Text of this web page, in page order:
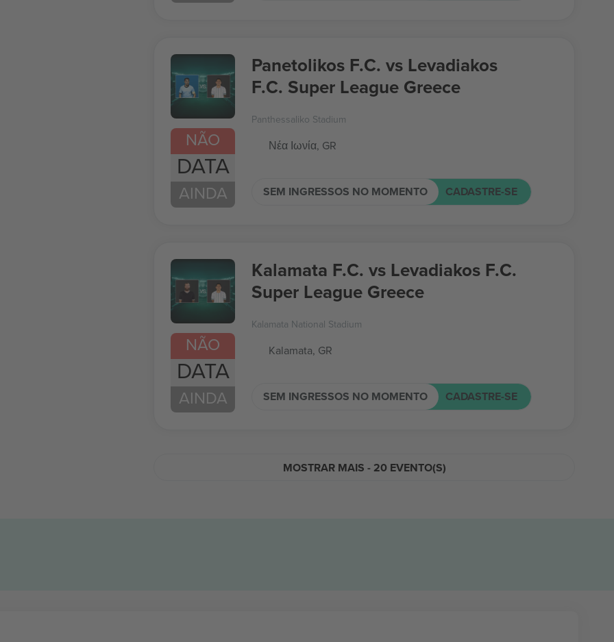
NÃO
DATA
AINDA
Panetolikos F.C. vs Levadiakos
F.C. Super League Greece
Panthessaliko Stadium
Νέα Ιωνία, GR
SEM INGRESSOS NO MOMENTO CADASTRE-SE
NÃO
DATA
AINDA
Kalamata F.C. vs Levadiakos F.C.
Super League Greece
Kalamata National Stadium
Kalamata, GR
SEM INGRESSOS NO MOMENTO CADASTRE-SE
MOSTRAR MAIS - 20 EVENTO(S)